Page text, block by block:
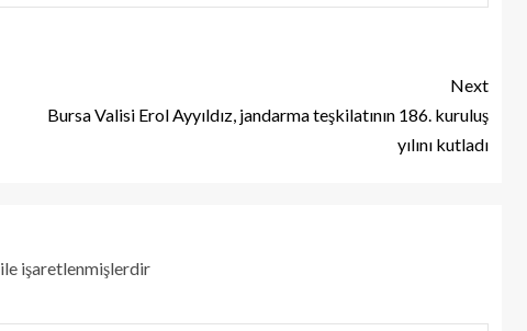
Next
Bursa Valisi Erol Ayyıldız, jandarma teşkilatının 186. kuruluş
yılını kutladı
ile işaretlenmişlerdir